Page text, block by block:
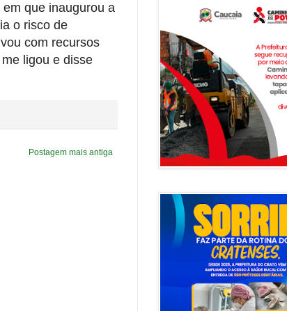
que inaugurou a
o risco de
com recursos
ligou e disse
Postagem mais antiga